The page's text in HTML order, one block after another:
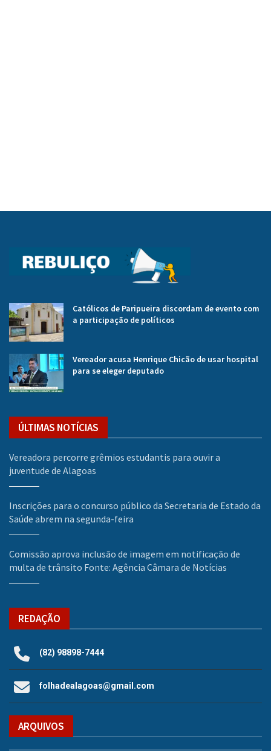
Católicos de Paripueira discordam de evento com
a participação de políticos
Vereador acusa Henrique Chicão de usar hospital
para se eleger deputado
ÚLTIMAS NOTÍCIAS
Vereadora percorre grêmios estudantis para ouvir a
juventude de Alagoas
Inscrições para o concurso público da Secretaria de Estado da
Saúde abrem na segunda-feira
Comissão aprova inclusão de imagem em notificação de
multa de trânsito Fonte: Agência Câmara de Notícias
REDAÇÃO
(82) 98898-7444
folhadealagoas@gmail.com
ARQUIVOS